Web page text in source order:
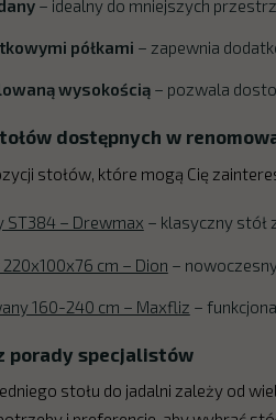
– idealny do mniejszych
półkami – zapewnia
wysokością– pozwala
dostępnych w
stołów, które mogą Cię
ST384 – Drewmax – klasyczny stół
cm – Dion –
160-240 cm – Maxfliz –
porady specjalistów
stołu do jadalni zależy od